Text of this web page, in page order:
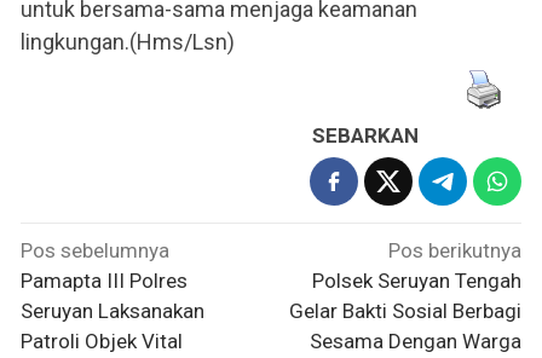
untuk bersama-sama menjaga keamanan
lingkungan.(Hms/Lsn)
SEBARKAN
Navigasi
pos
Pos sebelumnya
Pamapta III Polres
Seruyan Laksanakan
Patroli Objek Vital
Pos berikutnya
Polsek Seruyan Tengah
Gelar Bakti Sosial Berbagi
Sesama Dengan Warga